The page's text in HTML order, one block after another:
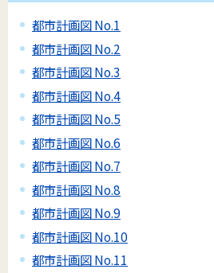
都市計画図 No.1
都市計画図 No.2
都市計画図 No.3
都市計画図 No.4
都市計画図 No.5
都市計画図 No.6
都市計画図 No.7
都市計画図 No.8
都市計画図 No.9
都市計画図 No.10
都市計画図 No.11